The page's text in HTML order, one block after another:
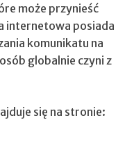
może przynieść
internetowa posiada
komunikatu na
globalnie czyni z
się na stronie: